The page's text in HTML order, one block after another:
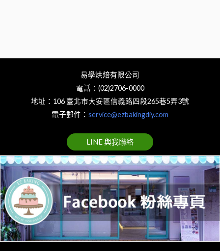
易學烘焙有限公司
電話：(02)2706-0000
地址：106 臺北市大安區信義路四段265巷5弄3號
電子郵件： service@ezbakingdiy.com
LINE 與我聯絡